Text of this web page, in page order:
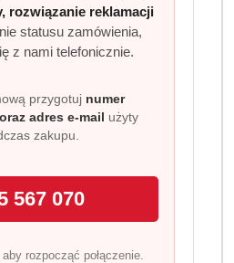
rozwiązanie reklamacji
statusu zamówienia,
z nami telefonicznie.
przygotuj numer
adres e-mail użyty
zakupu.
567 070
rozpocząć połączenie.